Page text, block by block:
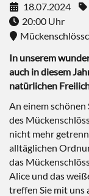
18.07.2024
20:00 Uhr
In unserem
auch in diesem
natürlichen
An einem
des
nicht mehr
alltäglichen
das
Alice und das
treffen Sie mit uns